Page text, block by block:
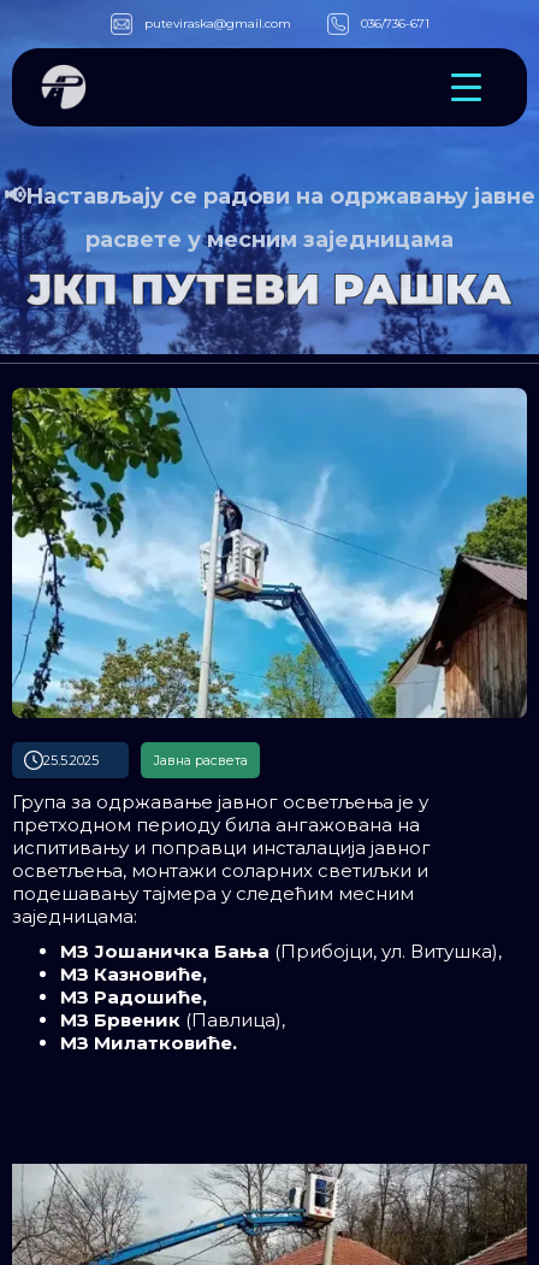
puteviraska@gmail.com 036/736-671
📢Настављају се радови на одржавању јавне
расвете у месним заједницама
25.5.2025 Јавна расвета
Група за одржавање јавног осветљења је у
претходном периоду била ангажована на
испитивању и поправци инсталација јавног
осветљења, монтажи соларних светиљки и
подешавању тајмера у следећим месним
заједницама:
МЗ Јошаничка Бања (Прибојци, ул. Витушка),
МЗ Казновиће,
МЗ Радошиће,
МЗ Брвеник (Павлица),
МЗ Милатковиће.